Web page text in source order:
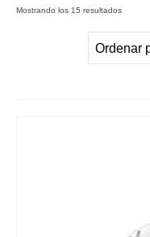
Mostrando los 15 resultados